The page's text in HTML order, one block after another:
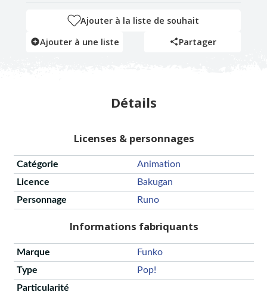
Ajouter à la liste de souhait
Ajouter à une liste
Partager
Détails
Licenses & personnages
Catégorie
Animation
Licence
Bakugan
Personnage
Runo
Informations fabriquants
Marque
Funko
Type
Pop!
Particularité